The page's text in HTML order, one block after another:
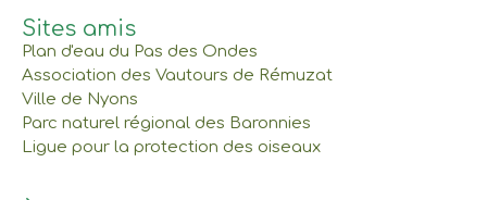
Sites amis
Plan d'eau du Pas des Ondes
Association des Vautours de Rémuzat
Ville de Nyons
Parc naturel régional des Baronnies
Ligue pour la protection des oiseaux